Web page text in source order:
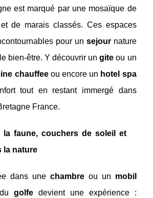
est marqué par une mosaïque de
et de marais classés. Ces espaces
pour un sejournature
bien-être. Y découvrir ungite ou un
chauffeeou encore un hotel spa
tout en restant immergé dans
France.
la faune, couchers de soleil et
la nature
dans une chambreou un mobil
golfedevient une expérience :